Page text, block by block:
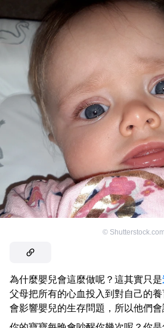
© Shutterstock.com
為什麼嬰兒會這麼做呢？這其實只是
父母把所有的心血投入到對自己的
會影響嬰兒的生存問題，所以他們會